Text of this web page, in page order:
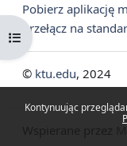
Kontynuując
Otwórz indeks kursu
Pobierz aplikację
Przełącz na
© ktu.edu, 2024